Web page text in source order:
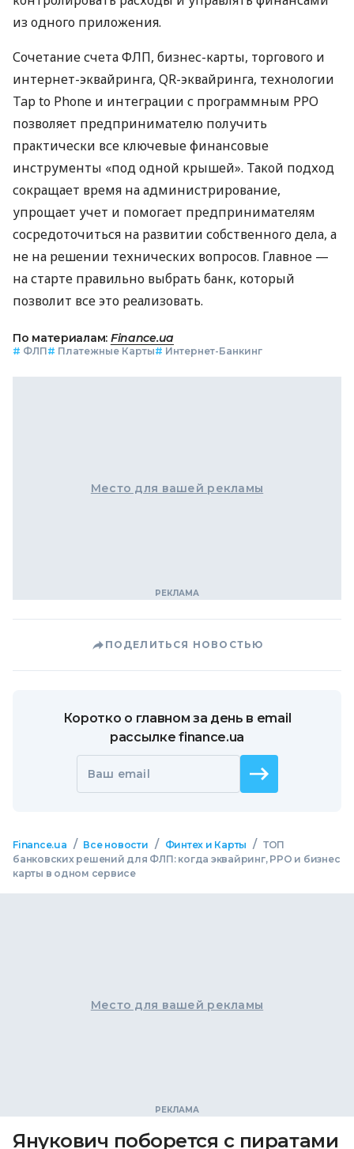
из одного приложения.
Сочетание счета ФЛП, бизнес-карты, торгового и
интернет-эквайринга, QR-эквайринга, технологии
Tap to Phone и интеграции с программным РРО
позволяет предпринимателю получить
практически все ключевые финансовые
инструменты «под одной крышей». Такой подход
сокращает время на администрирование,
упрощает учет и помогает предпринимателям
сосредоточиться на развитии собственного дела, а
не на решении технических вопросов. Главное —
на старте правильно выбрать банк, который
позволит все это реализовать.
По материалам: Finance.ua
# ФЛП# Платежные Карты# Интернет-Банкинг
Место для вашей рекламы
ПОДЕЛИТЬСЯ НОВОСТЬЮ
Коротко о главном за день в email
рассылке finance.ua
Ваш email
Finance.ua / Все новости / Финтех и Карты / ТОП
банковских решений для ФЛП: когда эквайринг, РРО и бизнес
карты в одном сервисе
Место для вашей рекламы
Янукович поборется с пиратами